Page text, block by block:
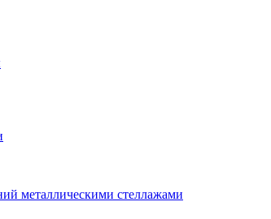
металлическими стеллажами